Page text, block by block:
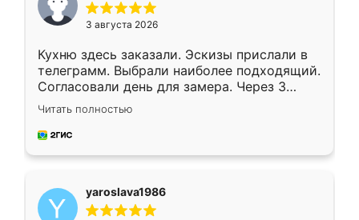
3 августа 2026
Кухню здесь заказали. Эскизы прислали в
телеграмм. Выбрали наиболее подходящий.
Согласовали день для замера. Через 3
недели кухня была уже готова. Остались
довольны работой. Спасибо Ренессанс
мебель за качественную работу!
Читать полностью
yaroslava1986